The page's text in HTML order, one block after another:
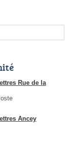
Rue de la
Ancey